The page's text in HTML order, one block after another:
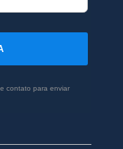
contato para enviar